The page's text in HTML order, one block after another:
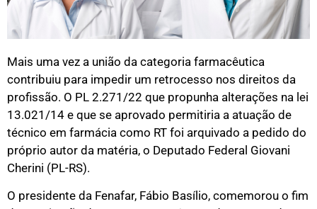
Mais uma vez a união da categoria farmacêutica
contribuiu para impedir um retrocesso nos direitos da
profissão. O PL 2.271/22 que propunha alterações na lei
13.021/14 e que se aprovado permitiria a atuação de
técnico em farmácia como RT foi arquivado a pedido do
próprio autor da matéria, o Deputado Federal Giovani
Cherini (PL-RS).
O presidente da Fenafar, Fábio Basílio, comemorou o fim